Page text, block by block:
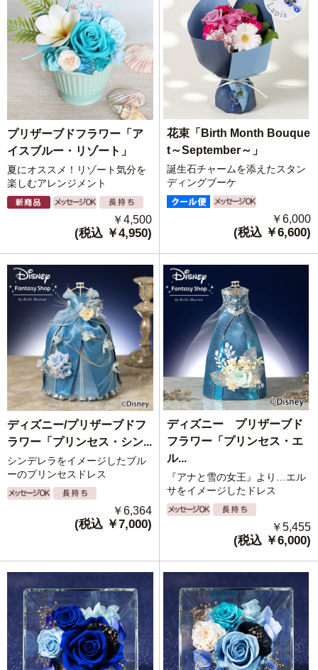
プリザーブドフラワー「ア
イスブルー・リゾート」
夏にオススメ！リゾート気分を
楽しむアレンジメント
￥4,500
(税込 ￥4,950)
花束「Birth Month Bouque
t～September～」
誕生石チャームを添えたスタン
ディングブーケ
￥6,000
(税込 ￥6,600)
ディズニー/プリザーブドフ
ラワー「プリンセス・シン...
シンデレラをイメージしたブル
ーのプリンセスドレス
￥6,364
(税込 ￥7,000)
ディズニー プリザーブド
フラワー「プリンセス・エ
ル...
『アナと雪の女王』より…エル
サをイメージしたドレス
￥5,455
(税込 ￥6,000)